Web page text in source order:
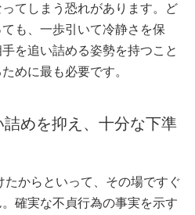
てしまう恐れがあります。ど
も、一歩引いて冷静さを保
を追い詰める姿勢を持つこと
めに最も必要です。
めを抑え、十分な下準
からといって、その場ですぐ
確実な不貞行為の事実を示す